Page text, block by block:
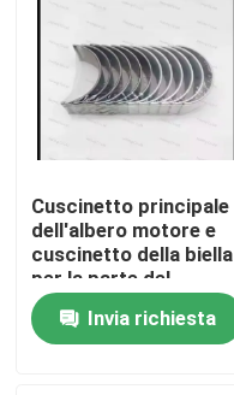
Cuscinetto principale
dell'albero motore e
cuscinetto della biella
per la parte del
motore diesel del
motore 6D114
3950661 3945918
Invia richiesta